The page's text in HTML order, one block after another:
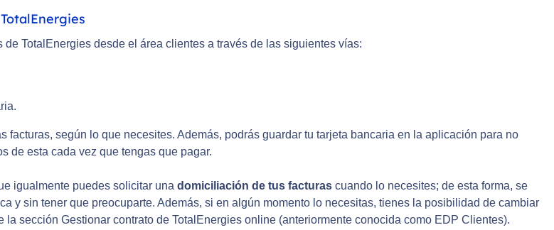
de TotalEnergies desde el área clientes a través de las siguientes vías:
facturas, según lo que necesites. Además, podrás guardar tu tarjeta bancaria en la aplicación para no
de esta cada vez que tengas que pagar.
igualmente puedes solicitar una domiciliación de tus facturas cuando lo necesites; de esta forma, se
y sin tener que preocuparte. Además, si en algún momento lo necesitas, tienes la posibilidad de cambiar
la sección Gestionar contrato de TotalEnergies online (anteriormente conocida como EDP Clientes).